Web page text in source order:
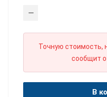
Точную стоимость,
сообщит
В